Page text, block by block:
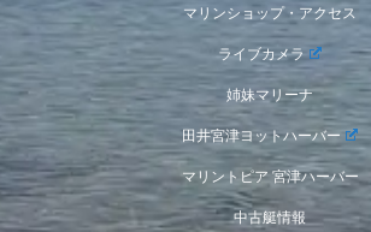
マリンショップ・アクセス
ライブカメラ
姉妹マリーナ
田井宮津ヨットハーバー
マリントピア 宮津ハーバー
中古艇情報